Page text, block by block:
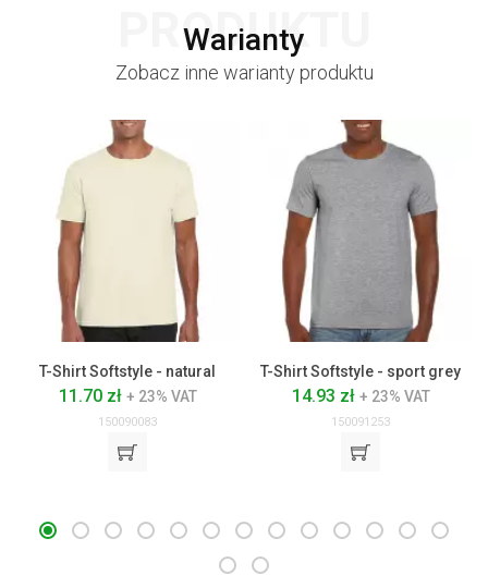
Warianty
PRODUKTU
Zobacz inne warianty produktu
T-Shirt Softstyle - natural
11.70 zł + 23% VAT
150090083
T-Shirt Softstyle - sport grey
14.93 zł + 23% VAT
150091253